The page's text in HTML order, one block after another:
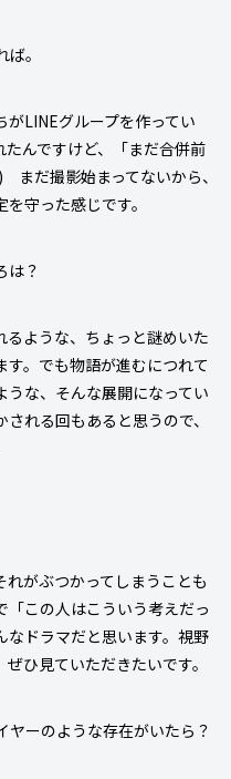
。
LINEグループを作ってい
んですけど、「まだ合併前
だ撮影始まってないから、
守った感じです。
は？
ような、ちょっと謎めいた
。でも物語が進むにつれて
な、そんな展開になってい
れる回もあると思うので、
がぶつかってしまうことも
「この人はこういう考えだっ
なドラマだと思います。視野
ひ見ていただきたいです。
ヤーのような存在がいたら？